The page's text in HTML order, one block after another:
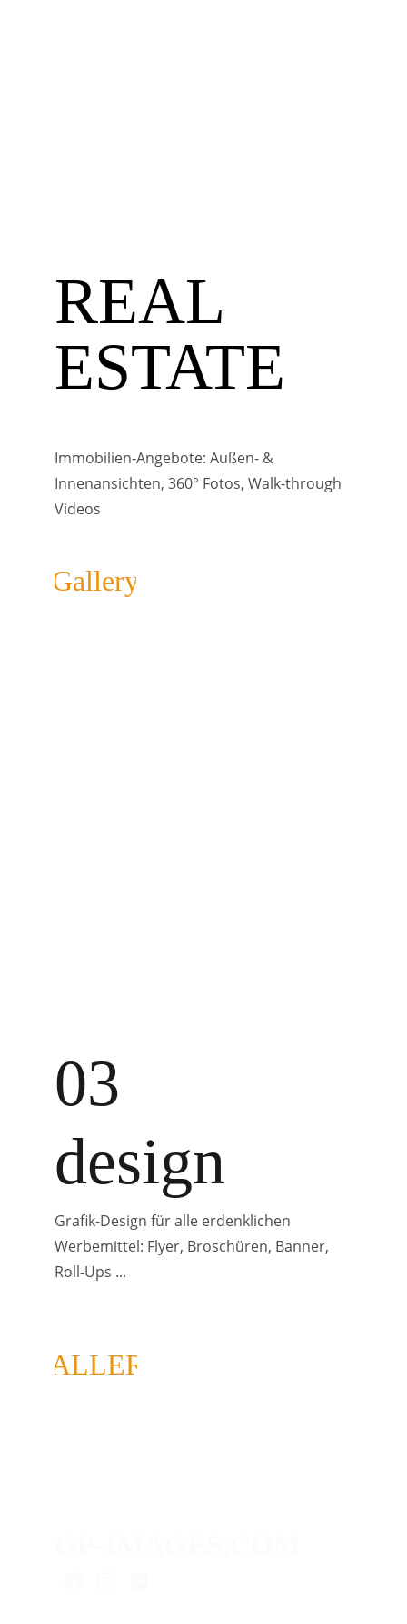
REAL
ESTATE
Immobilien-Angebote: Außen- &
Innenansichten, 360° Fotos, Walk-through
Videos
Gallery
design
Grafik-Design für alle erdenklichen
Werbemittel: Flyer, Broschüren, Banner,
Roll-Ups ...
GALLERY
03